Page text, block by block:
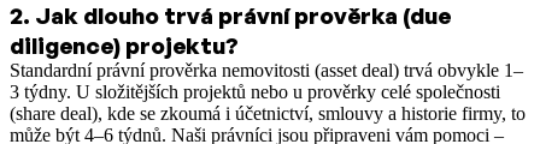
2. Jak dlouho trvá právní prověrka (due
diligence) projektu?
Standardní právní prověrka nemovitosti (asset deal) trvá obvykle 1–
3 týdny. U složitějších projektů nebo u prověrky celé společnosti
(share deal), kde se zkoumá i účetnictví, smlouvy a historie firmy, to
může být 4–6 týdnů. Naši právníci jsou připraveni vám pomoci –